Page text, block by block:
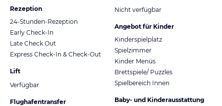
Rezeption
24-Stunden-Rezeption
Early Check-In
Late Check Out
Express Check-In & Check-Out
Lift
Verfügbar
Flughafentransfer
Nicht verfügbar
Angebot für Kinder
Kinderspielplatz
Spielzimmer
Kinder Menüs
Brettspiele/ Puzzles
Spielbereich Innen
Baby- und Kinderausstattung